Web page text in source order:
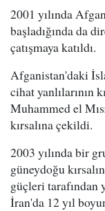
2001 yılında
başladığında da
çatışmaya katıldı.
Afganistan'daki
cihat yanlılarının
Muhammed el
kırsalına çekildi.
2003 yılında bir
güneydoğu
güçleri tarafından
İran'da 12 yıl